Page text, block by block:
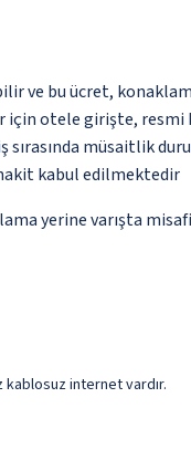
ve bu ücret,
için otele girişte,
müsaitlik
kabul edilmektedir
yerine varışta
internet vardır.